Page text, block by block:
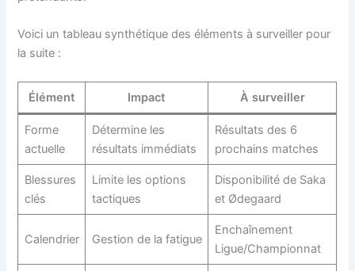
Voici un tableau synthétique des éléments à surveiller pour
la suite :
Élément Impact À surveiller
Forme
actuelle
Détermine les
résultats immédiats
Résultats des 6
prochains matches
Blessures
clés
Limite les options
tactiques
Disponibilité de Saka
et Ødegaard
Calendrier Gestion de la fatigue
Enchaînement
Ligue/Championnat